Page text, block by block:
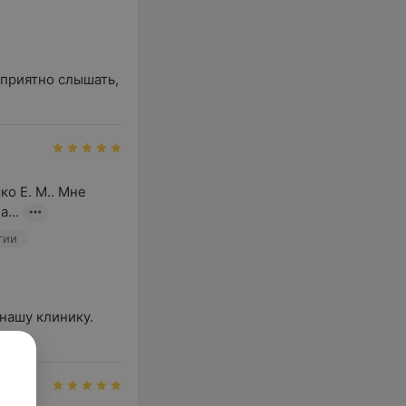
слышать,
Е. М.. Мне
клинику.